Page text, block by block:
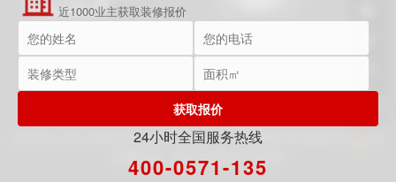
微信公众号 抖音
@2009-2025 博妍装饰 保留所有权利。浙ICP备15018091号
公网安备：33011002017072号
近1000业主获取装修报价
获取报价
24小时全国服务热线
400-0571-135